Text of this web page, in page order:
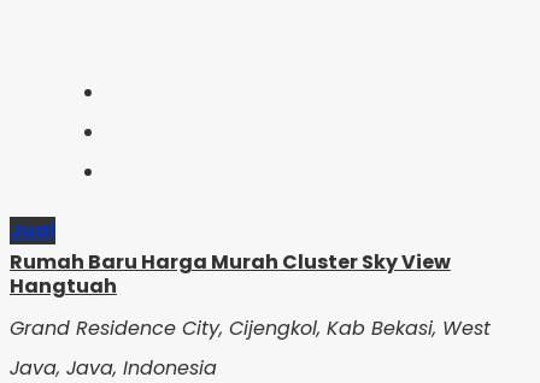
Jual
Rumah Baru Harga Murah Cluster Sky View
Hangtuah
Grand Residence City, Cijengkol, Kab Bekasi, West
Java, Java, Indonesia